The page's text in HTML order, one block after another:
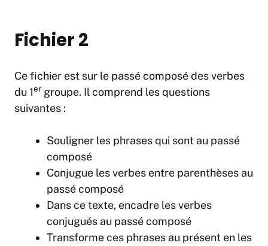
Fichier 2
Ce fichier est sur le passé composé des verbes
du 1er groupe. Il comprend les questions
suivantes :
Souligner les phrases qui sont au passé
composé
Conjugue les verbes entre parenthèses au
passé composé
Dans ce texte, encadre les verbes
conjugués au passé composé
Transforme ces phrases au présent en les